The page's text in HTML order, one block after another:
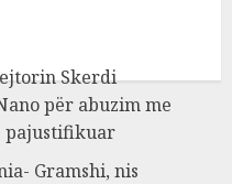
Skerdi
për abuzim me
pajustifikuar
Gramshi, nis